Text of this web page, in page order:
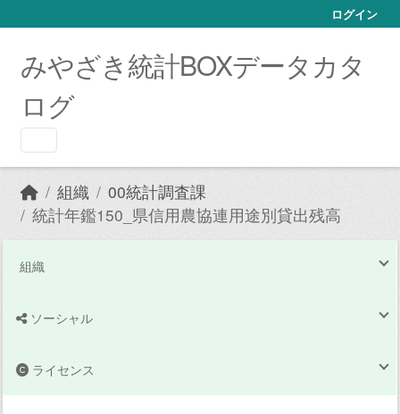
ログイン
みやざき統計BOXデータカタ
ログ
組織
00統計調査課
統計年鑑150_県信用農協連用途別貸出残高
組織
ソーシャル
ライセンス